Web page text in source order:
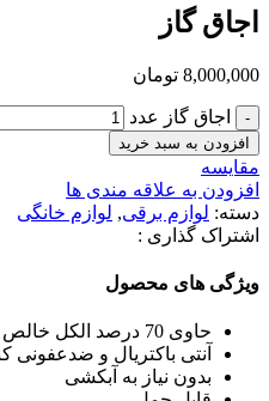
اجاق گاز
8,000,000 تومان
اجاق گاز عدد
افزودن به سبد خرید
مقایسه
افزودن به علاقه مندی ها
دسته: لوازم برقی, لوازم خانگی
اشتراک گذاری :
ویژگی های محصول
حاوی 70 درصد الکل خالص
آنتی باکتریال و ضدعفونی
بدون نیاز به آبکشی